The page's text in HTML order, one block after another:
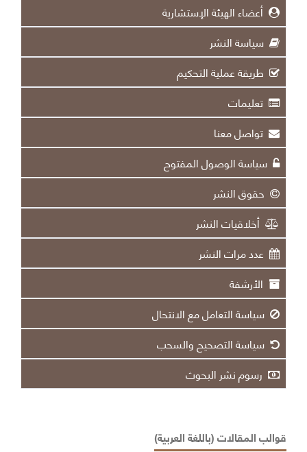
أعضاء الهيئة الإستشارية
سياسة النشر
طريقة عملية التحكيم
تعليمات
تواصل معنا
سياسة الوصول المفتوح
حقوق النشر
أخلاقيات النشر
عدد مرات النشر
الأرشفة
سياسة التعامل مع الانتحال
سياسة التصحيح والسحب
رسوم نشر البحوث
قوالب المقالات (باللغة العربية)